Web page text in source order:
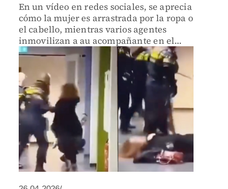
En un vídeo en redes sociales, se aprecia
cómo la mujer es arrastrada por la ropa o
el cabello, mientras varios agentes
inmovilizan a au acompañante en el
suelo.